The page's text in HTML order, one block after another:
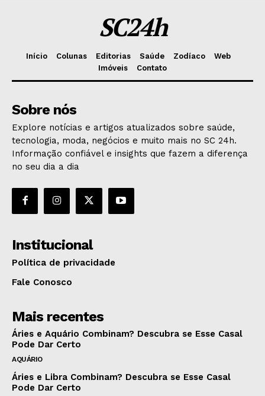
SC24h
Início Colunas Editorias Saúde Zodíaco
Web
Imóveis
Contato
Sobre nós
Explore notícias e artigos atualizados sobre saúde,
tecnologia, moda, negócios e muito mais no SC 24h.
Informação confiável e insights que fazem a diferença
no seu dia a dia
Institucional
Política de privacidade
Fale Conosco
Mais recentes
Áries e Aquário Combinam? Descubra se Esse Casal
Pode Dar Certo
AQUÁRIO
Áries e Libra Combinam? Descubra se Esse Casal
Pode Dar Certo